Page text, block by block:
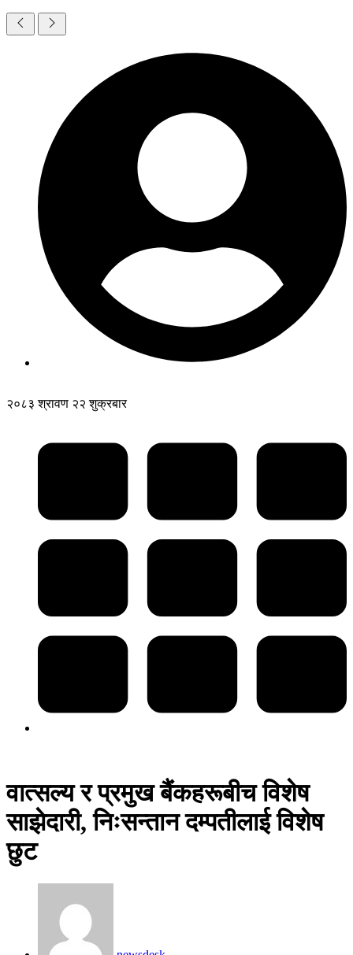
२०८३ श्रावण २२ शुक्रबार
वात्सल्य र प्रमुख बैंकहरूबीच विशेष
साझेदारी, निःसन्तान दम्पतीलाई विशेष
छुट